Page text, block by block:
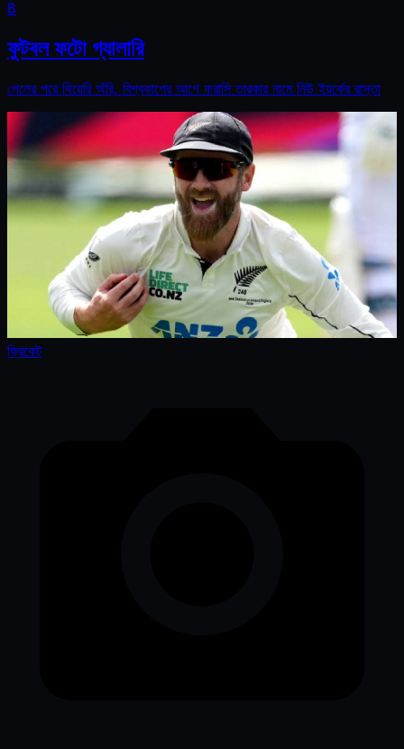
8
ফুটবল ফটো গ্যালারি
পেলের পরে থিয়েরি অঁরি, বিশ্বকাপের আগে ফরাসি তারকার নামে নিউ ইয়র্কের রাস্তা
ক্রিকেট